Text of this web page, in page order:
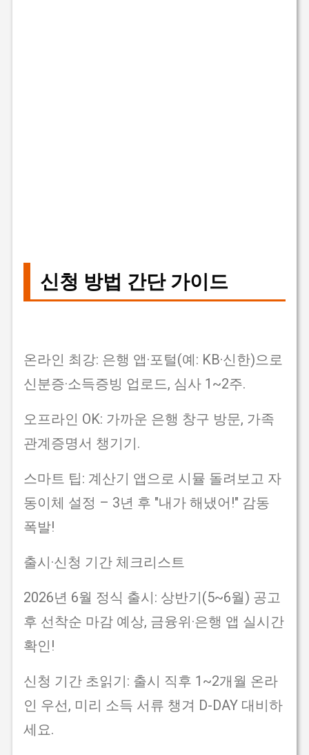
신청 방법 간단 가이드
온라인 최강: 은행 앱·포털(예: KB·신한)으로
신분증·소득증빙 업로드, 심사 1~2주.
오프라인 OK: 가까운 은행 창구 방문, 가족
관계증명서 챙기기.
스마트 팁: 계산기 앱으로 시뮬 돌려보고 자
동이체 설정 – 3년 후 "내가 해냈어!" 감동
폭발!
출시·신청 기간 체크리스트
2026년 6월 정식 출시: 상반기(5~6월) 공고
후 선착순 마감 예상, 금융위·은행 앱 실시간
확인!
신청 기간 초읽기: 출시 직후 1~2개월 온라
인 우선, 미리 소득 서류 챙겨 D-DAY 대비하
세요.